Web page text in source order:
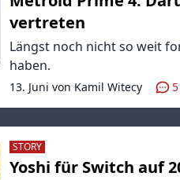
vertreten
Längst noch nicht so weit
haben.
13. Juni von Kamil Witecy 5
STORY
Yoshi für Switch auf